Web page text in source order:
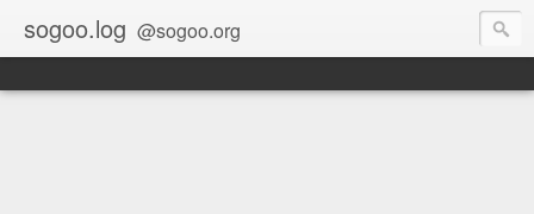
sogoo.log @sogoo.org